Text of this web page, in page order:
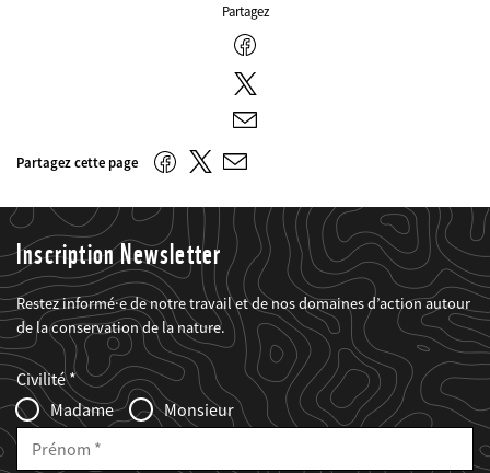
Partagez
Facebook
Twitter
E-
mail
Partagez cette page FacebookTwitter
E-
Inscription Newsletter
Restez informé·e de notre travail et de nos domaines d’action autour
de la conservation de la nature.
Web2Case
Infofelder
Fieldset
anrede_name
Civilité
Madame
Monsieur
Prénom